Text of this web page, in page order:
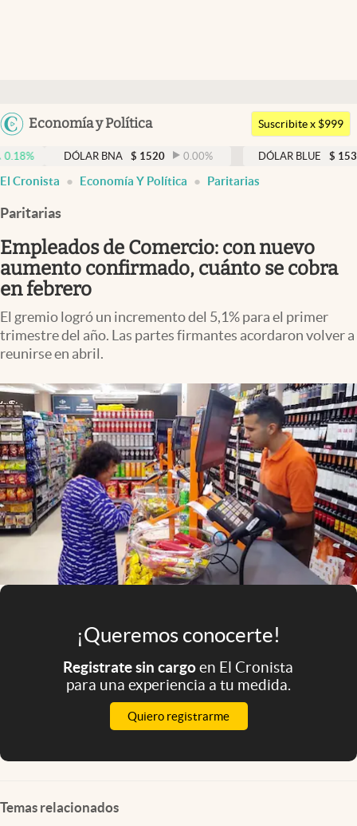
Argentina
Uruguay
Economía y Política
Members
Economía y Política
Finanzas y Mercados
Mercados Online
Negocios
Columnistas
Apertura
Clase
Clima
Mundial 2026
Eventos Corporativos
El Cronista Studio
abre en nueva pestaña
Suscribite x $999
DÓLAR BNA $ 1520 0.00% DÓLAR BLUE $ 1530 -0.65
El Cronista Economía Y Política Paritarias
Paritarias
Empleados de Comercio: con nuevo
aumento confirmado, cuánto se cobra
en febrero
El gremio logró un incremento del 5,1% para el primer
trimestre del año. Las partes firmantes acordaron volver a
reunirse en abril.
¡Queremos conocerte!
Registrate sin cargoen El Cronista
para una experiencia a tu medida.
Quiero registrarme
Temas relacionados